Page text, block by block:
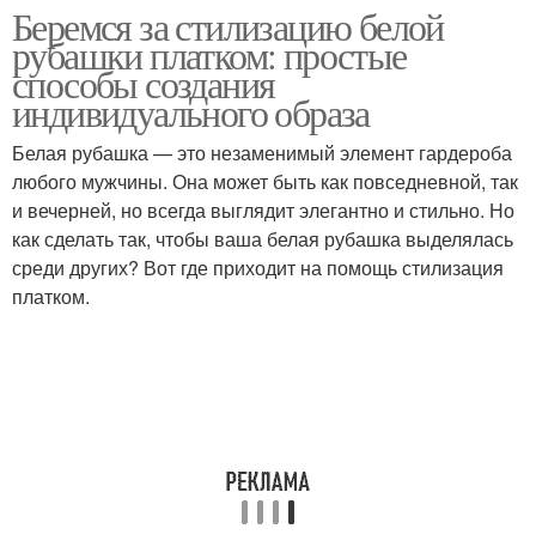
Беремся за стилизацию белой
рубашки платком: простые
способы создания
индивидуального образа
Белая рубашка — это незаменимый элемент гардероба
любого мужчины. Она может быть как повседневной, так
и вечерней, но всегда выглядит элегантно и стильно. Но
как сделать так, чтобы ваша белая рубашка выделялась
среди других? Вот где приходит на помощь стилизация
платком.